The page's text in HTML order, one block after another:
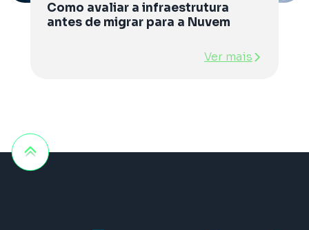
Como avaliar a infraestrutura
antes de migrar para a Nuvem
Ver mais